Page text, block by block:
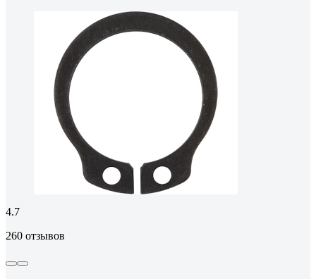
4.7
260 отзывов